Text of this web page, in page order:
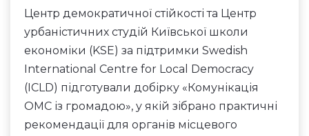
Центр демократичної стійкості та Центр
урбаністичних студій Київської школи
економіки (KSE) за підтримки Swedish
International Centre for Local Democracy
(ICLD) підготували добірку «Комунікація
ОМС із громадою», у якій зібрано практичні
рекомендації для органів місцевого